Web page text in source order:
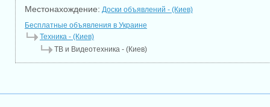
Местонахождение: Доски объявлений - (Киев)
Бесплатные объявления в Украине
Техника - (Киев)
ТВ и Видеотехника - (Киев)